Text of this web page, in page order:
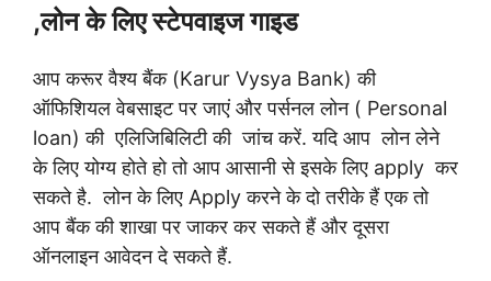
,लोन के लिए स्टेपवाइज गाइड
आप करूर वैश्य बैंक (Karur Vysya Bank) की
ऑफिशियल वेबसाइट पर जाएं और पर्सनल लोन ( Personal
loan) की एलिजिबिलिटी की जांच करें. यदि आप लोन लेने
के लिए योग्य होते हो तो आप आसानी से इसके लिए apply कर
सकते है. लोन के लिए Apply करने के दो तरीके हैं एक तो
आप बैंक की शाखा पर जाकर कर सकते हैं और दूसरा
ऑनलाइन आवेदन दे सकते हैं.